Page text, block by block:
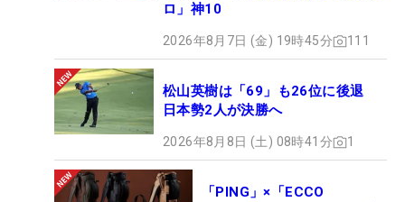
ロ」神10
2026年8月7日 (金) 19時45分 111
松山英樹は「69」も26位に後退
日本勢2人が決勝へ
2026年8月8日 (土) 08時41分 1
「PING」×「ECCO